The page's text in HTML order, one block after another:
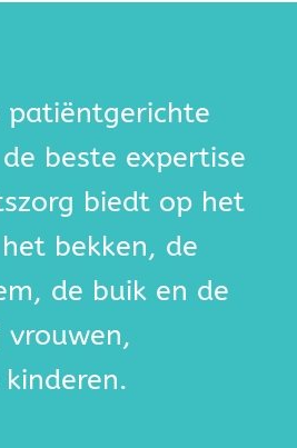
patiëntgerichte
beste expertise
biedt op het
bekken, de
de buik en de